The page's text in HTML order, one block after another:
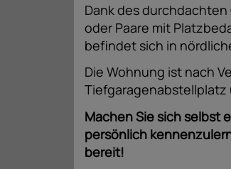
Dank des
oder Paare mit
befindet sich in
Die Wohnung ist nach
Tiefgaragenabstellplatz
Machen Sie sich selbst
persönlich
bereit!